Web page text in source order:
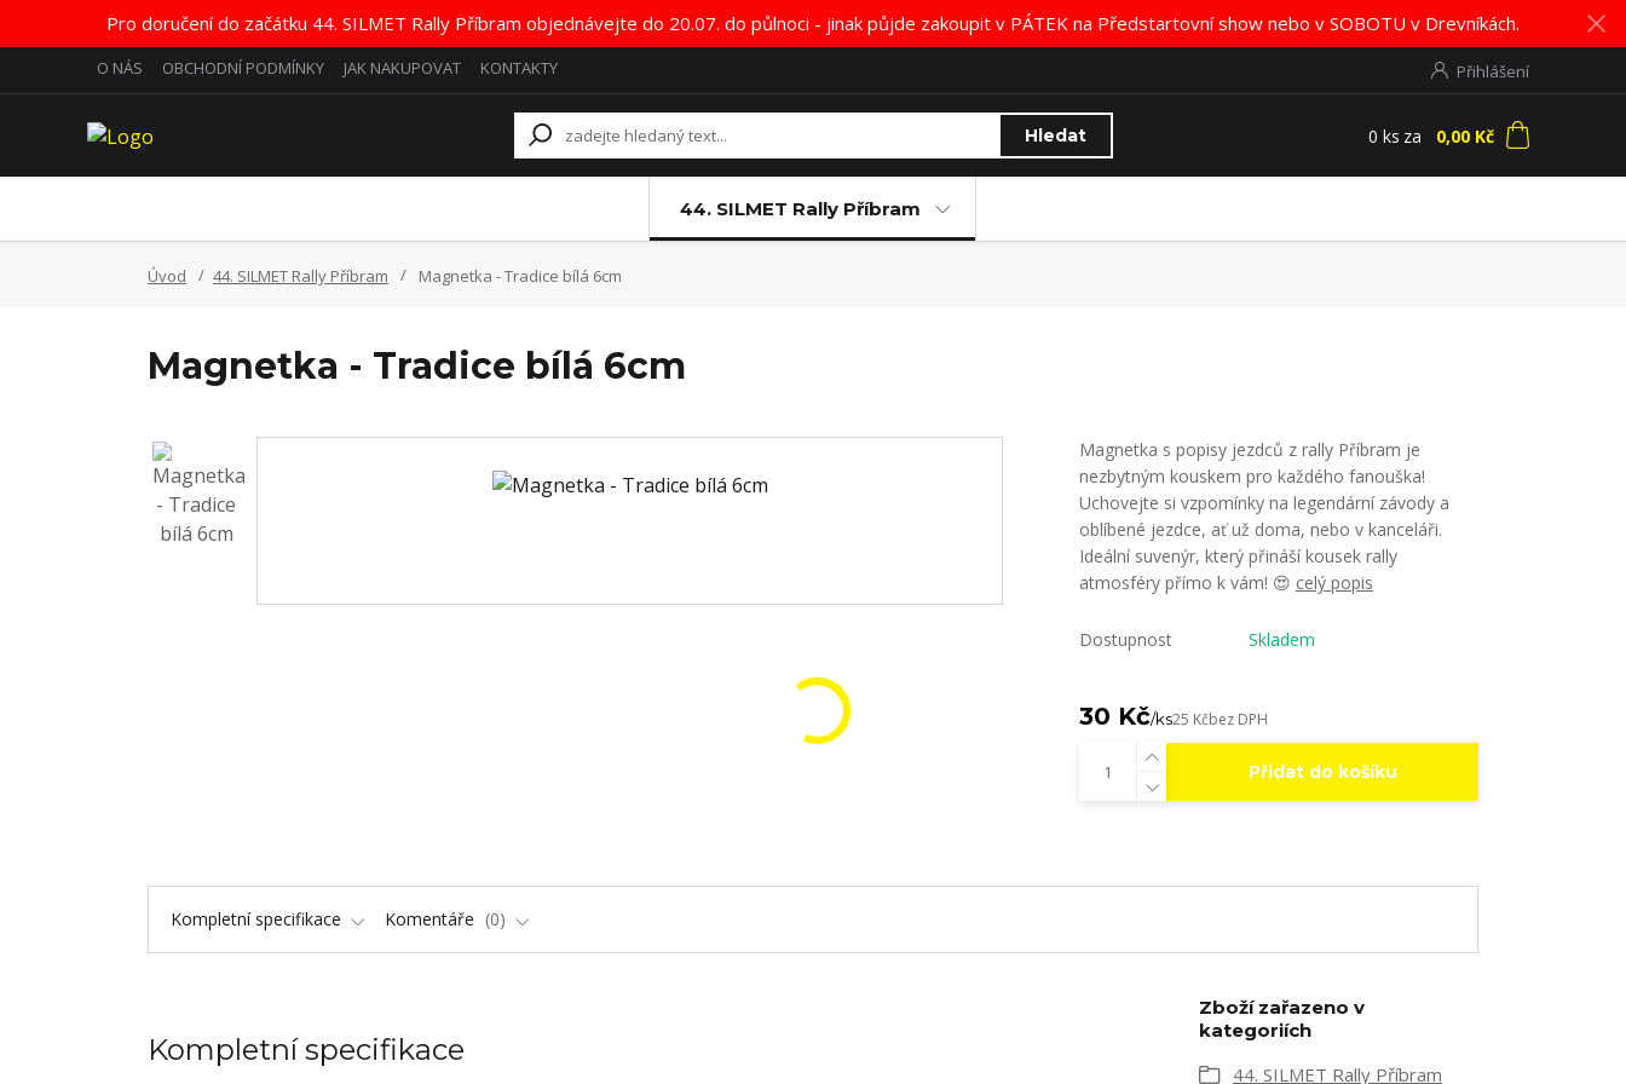
Pro doručení do začátku 44. SILMET Rally Příbram objednávejte do 20.07. do půlnoci - jinak půjde zakoupit v PÁTEK na Předstartovní show nebo v SOBOTU v Drevníkách.
O NÁS OBCHODNÍ PODMÍNKY JAK NAKUPOVAT KONTAKTY Přihlášení
Hledat 0 ks za 0,00 Kč
44. SILMET Rally Příbram
Úvod 44. SILMET Rally Příbram Magnetka - Tradice bílá 6cm
Magnetka - Tradice bílá 6cm
Magnetka s popisy jezdců z rally Příbram je
nezbytným kouskem pro každého fanouška!
Uchovejte si vzpomínky na legendární závody a
oblíbené jezdce, ať už doma, nebo v kanceláři.
Ideální suvenýr, který přináší kousek rally
atmosféry přímo k vám! 😍 celý popis
Dostupnost Skladem
30 Kč/ks25 Kčbez DPH
Přidat do košíku
Kompletní specifikace Komentáře 0
Kompletní specifikace
Zboží zařazeno v
kategoriích
44. SILMET Rally Příbram